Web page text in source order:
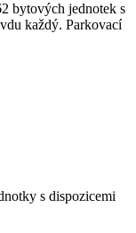
bytových jednotek s
každý. Parkovací
s dispozicemi